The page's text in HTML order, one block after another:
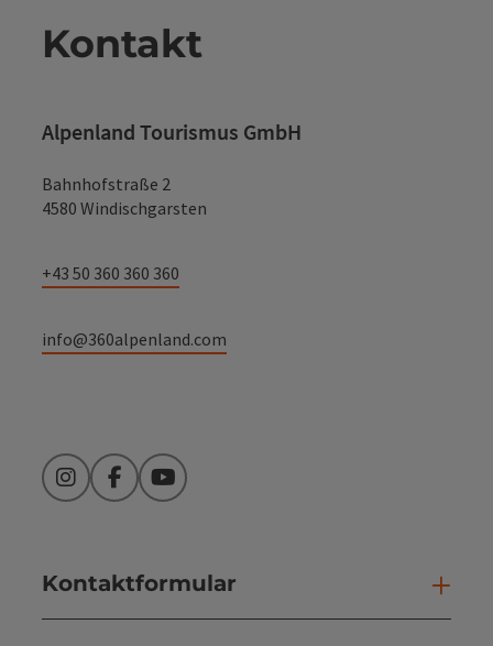
Kontakt
Alpenland Tourismus GmbH
Bahnhofstraße 2
4580 Windischgarsten
+43 50 360 360 360
info@360alpenland.com
InstagramFacebookYouTube
Kontaktformular